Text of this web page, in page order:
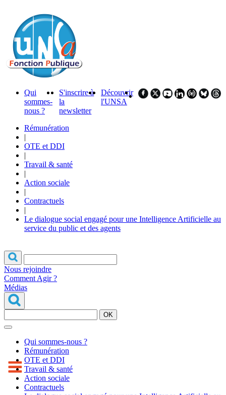
Qui
sommes-
nous ?
S'inscrire à
la
newsletter
Découvrir
l'UNSA
Rémunération
|
OTE et DDI
|
Travail & santé
|
Action sociale
|
Contractuels
|
Le dialogue social engagé pour une Intelligence Artificielle au
service du public et des agents
Nous rejoindre
Comment Agir ?
Médias
OK
Qui sommes-nous ?
Rémunération
OTE et DDI
Travail & santé
Action sociale
Contractuels